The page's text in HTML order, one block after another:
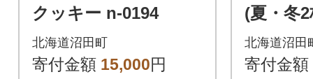
クッキー n-0194
北海道沼田町
寄付金額 15,000円
(夏・冬
195
北海道沼田
寄付金額